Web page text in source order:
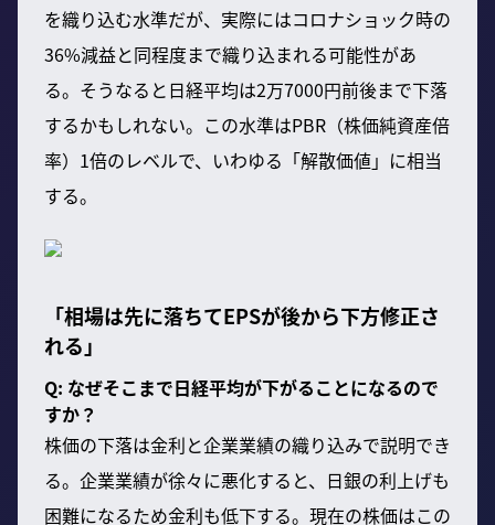
を織り込む水準だが、実際にはコロナショック時の
36%減益と同程度まで織り込まれる可能性があ
る。そうなると日経平均は2万7000円前後まで下落
するかもしれない。この水準はPBR（株価純資産倍
率）1倍のレベルで、いわゆる「解散価値」に相当
する。
「相場は先に落ちてEPSが後から下方修正さ
れる」
Q: なぜそこまで日経平均が下がることになるので
すか？
株価の下落は金利と企業業績の織り込みで説明でき
る。企業業績が徐々に悪化すると、日銀の利上げも
困難になるため金利も低下する。現在の株価はこの